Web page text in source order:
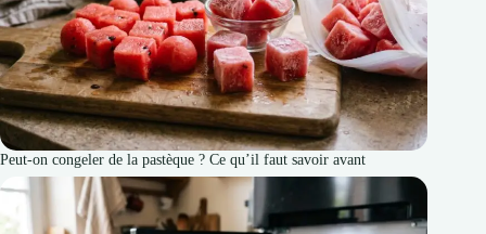
Peut-on congeler de la pastèque ? Ce qu’il faut savoir avant